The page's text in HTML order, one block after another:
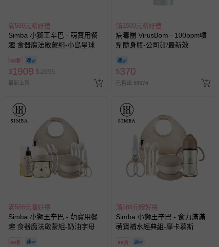
滿588元贈好禮
Simba 小獅王辛巴 - 萌寶用餐
趣 食器魔法啟蒙組-小島星球
66折
$1909 $2895
最新上架
滿1500元贈好禮
病毒崩 VirusBom - 100ppm噴
劑隨身瓶-公司貨/最新效
$370
已售出 98974
滿588元贈好禮
Simba 小獅王辛巴 - 萌寶用餐
趣 食器魔法啟蒙組-奶油字母
66折
滿588元贈好禮
Simba 小獅王辛巴 - 食力滿滿
萌寶補水經典組-摩卡慕斯
66折